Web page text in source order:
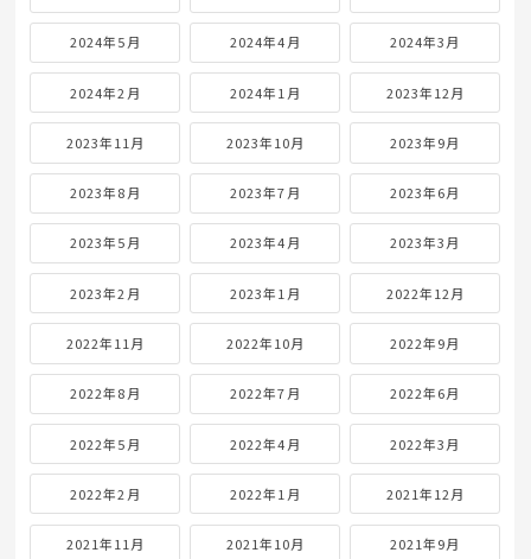
2024年5月 2024年4月 2024年3月
2024年2月 2024年1月 2023年12月
2023年11月 2023年10月 2023年9月
2023年8月 2023年7月 2023年6月
2023年5月 2023年4月 2023年3月
2023年2月 2023年1月 2022年12月
2022年11月 2022年10月 2022年9月
2022年8月 2022年7月 2022年6月
2022年5月 2022年4月 2022年3月
2022年2月 2022年1月 2021年12月
2021年11月 2021年10月 2021年9月